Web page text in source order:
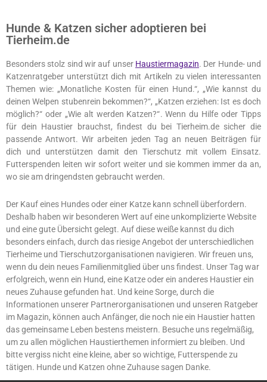
Hunde & Katzen sicher adoptieren bei
Tierheim.de
Besonders stolz sind wir auf unser Haustiermagazin. Der Hunde- und
Katzenratgeber unterstützt dich mit Artikeln zu vielen interessanten
Themen wie: „Monatliche Kosten für einen Hund.“, „Wie kannst du
deinen Welpen stubenrein bekommen?“, „Katzen erziehen: Ist es doch
möglich?“ oder „Wie alt werden Katzen?“. Wenn du Hilfe oder Tipps
für dein Haustier brauchst, findest du bei Tierheim.de sicher die
passende Antwort. Wir arbeiten jeden Tag an neuen Beiträgen für
dich und unterstützen damit den Tierschutz mit vollem Einsatz.
Futterspenden leiten wir sofort weiter und sie kommen immer da an,
wo sie am dringendsten gebraucht werden.
Der Kauf eines Hundes oder einer Katze kann schnell überfordern.
Deshalb haben wir besonderen Wert auf eine unkomplizierte Website
und eine gute Übersicht gelegt. Auf diese weiße kannst du dich
besonders einfach, durch das riesige Angebot der unterschiedlichen
Tierheime und Tierschutzorganisationen navigieren. Wir freuen uns,
wenn du dein neues Familienmitglied über uns findest. Unser Tag war
erfolgreich, wenn ein Hund, eine Katze oder ein anderes Haustier ein
neues Zuhause gefunden hat. Und keine Sorge, durch die
Informationen unserer Partnerorganisationen und unseren Ratgeber
im Magazin, können auch Anfänger, die noch nie ein Haustier hatten
das gemeinsame Leben bestens meistern. Besuche uns regelmäßig,
um zu allen möglichen Haustierthemen informiert zu bleiben. Und
bitte vergiss nicht eine kleine, aber so wichtige, Futterspende zu
tätigen. Hunde und Katzen ohne Zuhause sagen Danke.